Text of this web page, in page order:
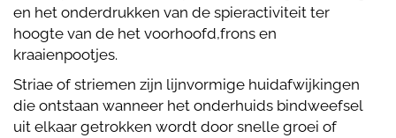
en het onderdrukken van de spieractiviteit ter
hoogte van de het voorhoofd,frons en
kraaienpootjes.
Striae of striemen zijn lijnvormige huidafwijkingen
die ontstaan wanneer het onderhuids bindweefsel
uit elkaar getrokken wordt door snelle groei of